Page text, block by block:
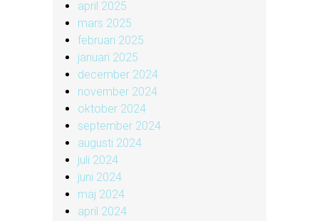
april 2025
mars 2025
februari 2025
januari 2025
december 2024
november 2024
oktober 2024
september 2024
augusti 2024
juli 2024
juni 2024
maj 2024
april 2024